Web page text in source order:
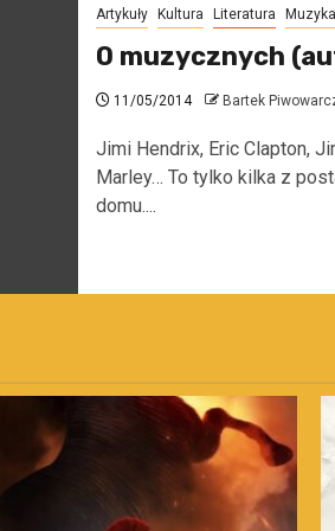
Artykuły Kultura Literatura Muzyka
O muzycznych
11/05/2014 Bartek
Jimi Hendrix, Eric Clapton,
Marley… To tylko kilka z
domu....